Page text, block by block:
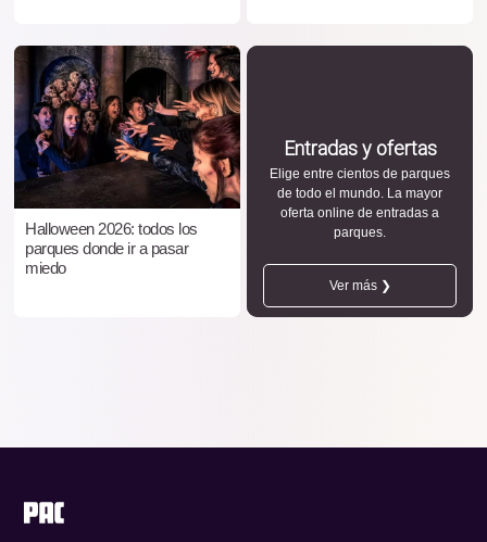
Halloween 2026: todos los
parques donde ir a pasar
miedo
Entradas y ofertas
Elige entre cientos de parques
de todo el mundo. La mayor
oferta online de entradas a
parques.
Ver más ❯